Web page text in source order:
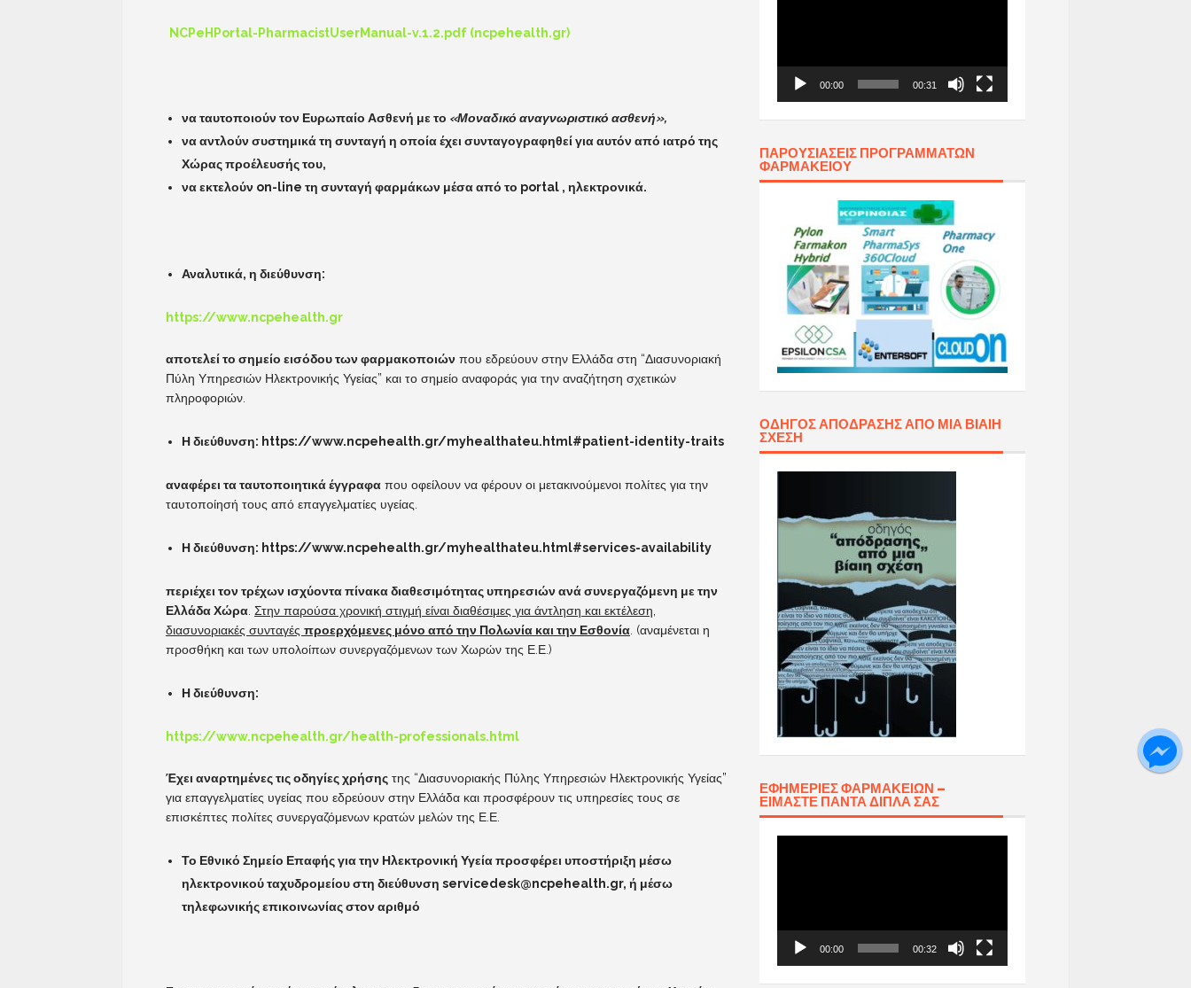
NCPeHPortal-PharmacistUserManual-v.1.2.pdf (ncpehealth.gr)
να ταυτοποιούν τον Ευρωπαίο Ασθενή με το «Μοναδικό αναγνωριστικό ασθενή»,
να αντλούν συστημικά τη συνταγή η οποία έχει συνταγογραφηθεί για αυτόν από ιατρό της
Χώρας προέλευσής του,
να εκτελούν on-line τη συνταγή φαρμάκων μέσα από το portal , ηλεκτρονικά.
Αναλυτικά, η διεύθυνση:
https://www.ncpehealth.gr
αποτελεί το σημείο εισόδου των φαρμακοποιών που εδρεύουν στην Ελλάδα στη “Διασυνοριακή
Πύλη Υπηρεσιών Ηλεκτρονικής Υγείας” και το σημείο αναφοράς για την αναζήτηση σχετικών
πληροφοριών.
Η διεύθυνση: https://www.ncpehealth.gr/myhealthateu.html#patient-identity-traits
αναφέρει τα ταυτοποιητικά έγγραφα που οφείλουν να φέρουν οι μετακινούμενοι πολίτες για την
ταυτοποίησή τους από επαγγελματίες υγείας.
Η διεύθυνση: https://www.ncpehealth.gr/myhealthateu.html#services-availability
περιέχει τον τρέχων ισχύοντα πίνακα διαθεσιμότητας υπηρεσιών ανά συνεργαζόμενη με την
Ελλάδα Χώρα Στην παρούσα χρονική στιγμή είναι διαθέσιμες για άντληση και εκτέλεση,
διασυνοριακές συνταγές προερχόμενες μόνο από την Πολωνία και την Εσθονία . (αναμένεται η
προσθήκη και των υπολοίπων συνεργαζόμενων των Χωρών της Ε.Ε.)
Η διεύθυνση:
https://www.ncpehealth.gr/health-professionals.html
Έχει αναρτημένες τις οδηγίες χρήσης της “Διασυνοριακής Πύλης Υπηρεσιών Ηλεκτρονικής Υγείας”
για επαγγελματίες υγείας που εδρεύουν στην Ελλάδα και προσφέρουν τις υπηρεσίες τους σε
επισκέπτες πολίτες συνεργαζόμενων κρατών μελών της Ε.Ε.
Το Εθνικό Σημείο Επαφής για την Ηλεκτρονική Υγεία προσφέρει υποστήριξη μέσω
ηλεκτρονικού ταχυδρομείου στη διεύθυνση servicedesk@ncpehealth.gr, ή μέσω
τηλεφωνικής επικοινωνίας στον αριθμό
00:00 00:31
ΠΑΡΟΥΣΙΆΣΕΙΣ ΠΡΟΓΡΑΜΜΆΤΩΝ
ΦΑΡΜΑΚΕΊΟΥ
ΟΔΗΓΌΣ ΑΠΌΔΡΑΣΗΣ ΑΠΌ ΜΙΑ ΒΊΑΙΗ
ΣΧΈΣΗ
ΕΦΗΜΕΡΊΕΣ ΦΑΡΜΑΚΕΊΩΝ –
ΕΊΜΑΣΤΕ ΠΆΝΤΑ ΔΊΠΛΑ ΣΑΣ
00:00 00:32